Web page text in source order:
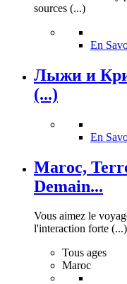
sources (...)
En
Лыжи и
(...)
En
Maroc,
Demain...
Vous aimez le
l'interaction forte (...)
Tous ages
Maroc